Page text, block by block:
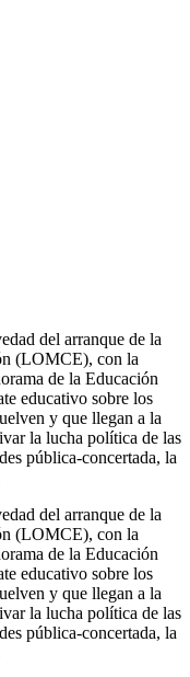
del arranque de la
(LOMCE), con la
de la Educación
educativo sobre los
y que llegan a la
la lucha política de las
pública-concertada, la
del arranque de la
(LOMCE), con la
de la Educación
educativo sobre los
y que llegan a la
la lucha política de las
pública-concertada, la